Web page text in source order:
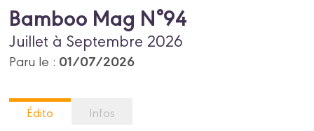
Bamboo Mag N°94
Juillet à Septembre 2026
Paru le : 01/07/2026
Édito Infos